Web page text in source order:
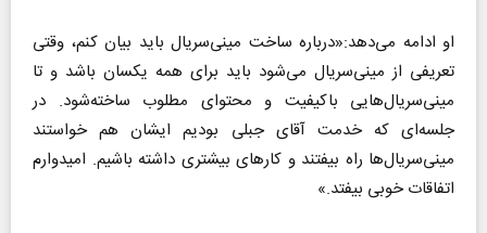
او ادامه می‌دهد:«درباره ساخت مینی‌سریال باید بیان کنم، وقتی
تعریفی از مینی‌سریال می‌شود باید برای همه یکسان باشد و تا
مینی‌سریال‌هایی باکیفیت و محتوای مطلوب ساخته‌شود. در
جلسه‌ای که خدمت آقای جبلی بودیم ایشان هم خواستند
مینی‌سریال‌ها راه بیفتند و کارهای بیشتری داشته باشیم. امیدوارم
اتفاقات خوبی بیفتد.»